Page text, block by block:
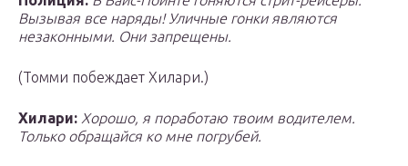
Вызывая все наряды! Уличные гонки являются
незаконными. Они запрещены.
(Томми побеждает Хилари.)
Хилари: Хорошо, я поработаю твоим водителем.
Только обращайся ко мне погрубей.